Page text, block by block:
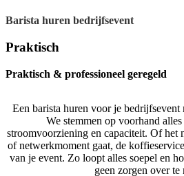
Barista huren bedrijfsevent
Praktisch
Praktisch & professioneel geregeld
Een barista huren voor je
We stemmen op voorhand
stroomvoorziening en capaciteit. Of het
of netwerkmoment gaat, de
van je event. Zo loopt alles soepel en
geen zorgen over te